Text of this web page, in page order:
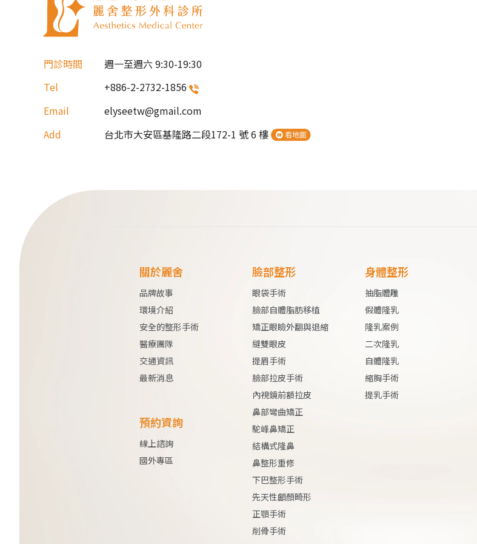
門診時間 週一至週六9:30-19:30
Tel
+886-2-2732-1856
Email
elyseetw@gmail.com
Add
台北市大安區基隆路二段172-1 號 6 樓
關於麗舍
品牌故事
環境介紹
安全的整形手術
醫療團隊
交通資訊
最新消息
預約資詢
線上諮詢
國外專區
臉部整形
眼袋手術
臉部自體脂肪移植
矯正眼瞼外翻與退縮
縫雙眼皮
提眉手術
臉部拉皮手術
內視鏡前額拉皮
鼻部彎曲矯正
駝峰鼻矯正
結構式隆鼻
鼻整形重修
下巴整形手術
先天性顱顏畸形
正顎手術
削骨手術
身體整形
抽脂體雕
假體隆乳
隆乳案例
二次隆乳
自體隆乳
縮胸手術
提乳手術